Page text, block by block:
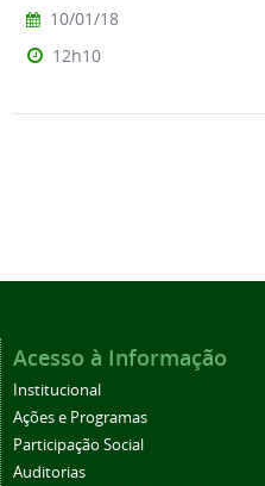
10/01/18
12h10
Acesso à Informação
Institucional
Ações e Programas
Participação Social
Auditorias